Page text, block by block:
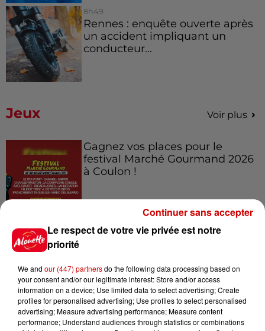
8h49
Rennes : enquête ouverte après
un accident impliquant un
conducteur...
Jeux Voir plus
Gagnez vos places pour le
festival Marché Gourmand 2026
à Coulon !
Le Duel - Gagnez vos entrées
pour l'un des zoos de nos
Destination Vacances - Gagnez
votre séjour en famille au cœur
Le respect de votre vie privée est notre
priorité
We and our (447) partnersdo the following data processing based on
your consent and/or our legitimate interest: Store and/or access
information on a device; Use limited data to select advertising; Create
profiles for personalised advertising; Use profiles to select personalised
advertising; Measure advertising performance; Measure content
performance; Understand audiences through statistics or combinations
Continuer sans accepter